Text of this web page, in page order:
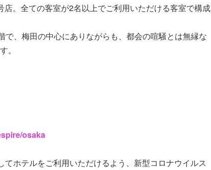
。全ての客室が2名以上でご利用いただける客室で構成
で、梅田の中心にありながらも、都会の喧騒とは無縁な
。
osaka
ホテルをご利用いただけるよう、新型コロナウイルス